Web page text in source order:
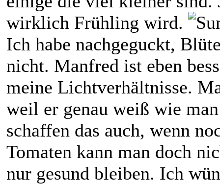
wirklich Frühling wird.
Ich habe nachgeguckt,
nicht. Manfred ist eben
meine Lichtverhältnisse.
weil er genau weiß wie
schaffen das auch, wenn
Tomaten kann man doch
nur gesund bleiben. Ich